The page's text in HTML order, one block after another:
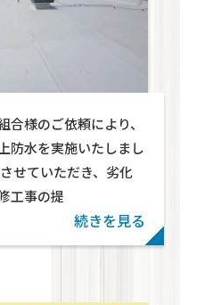
argument must be of
wp571078/tekton-
wp-
swell_child_tekton/
合様のご依頼により、
防水を実施いたしまし
工事の提
続きを見る